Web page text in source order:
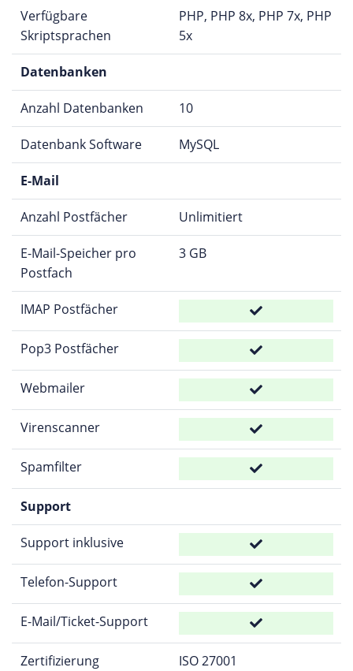
Verfügbare
Skriptsprachen
PHP, PHP 8x, PHP 7x, PHP
5x
Datenbanken
Anzahl Datenbanken 10
Datenbank Software MySQL
E-Mail
Anzahl Postfächer Unlimitiert
E-Mail-Speicher pro
Postfach
3 GB
IMAP Postfächer
Pop3 Postfächer
Webmailer
Virenscanner
Spamfilter
Support
Support inklusive
Telefon-Support
E-Mail/Ticket-Support
Zertifizierung ISO 27001